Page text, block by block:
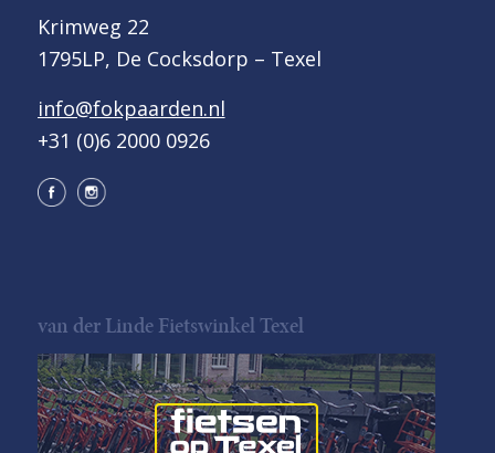
Krimweg 22
1795LP, De Cocksdorp – Texel
info@fokpaarden.nl
+31 (0)6 2000 0926
van der Linde Fietswinkel Texel